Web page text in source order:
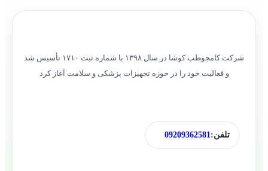
شرکت کامجوطب کوشا در سال ۱۳۹۸ با شماره ثبت ۱۷۱۰ تأسیس شد
و فعالیت خود را در حوزه تجهیزات پزشکی و سلامت آغاز کرد
تلفن: 09209362581